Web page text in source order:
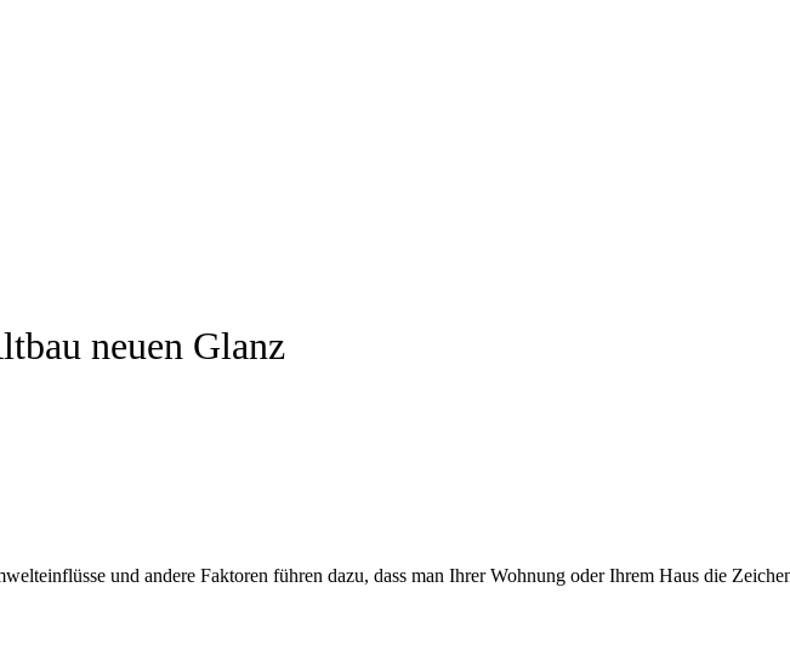
neuen Glanz
und andere Faktoren führen dazu, dass man Ihrer Wohnung oder Ihrem Haus die